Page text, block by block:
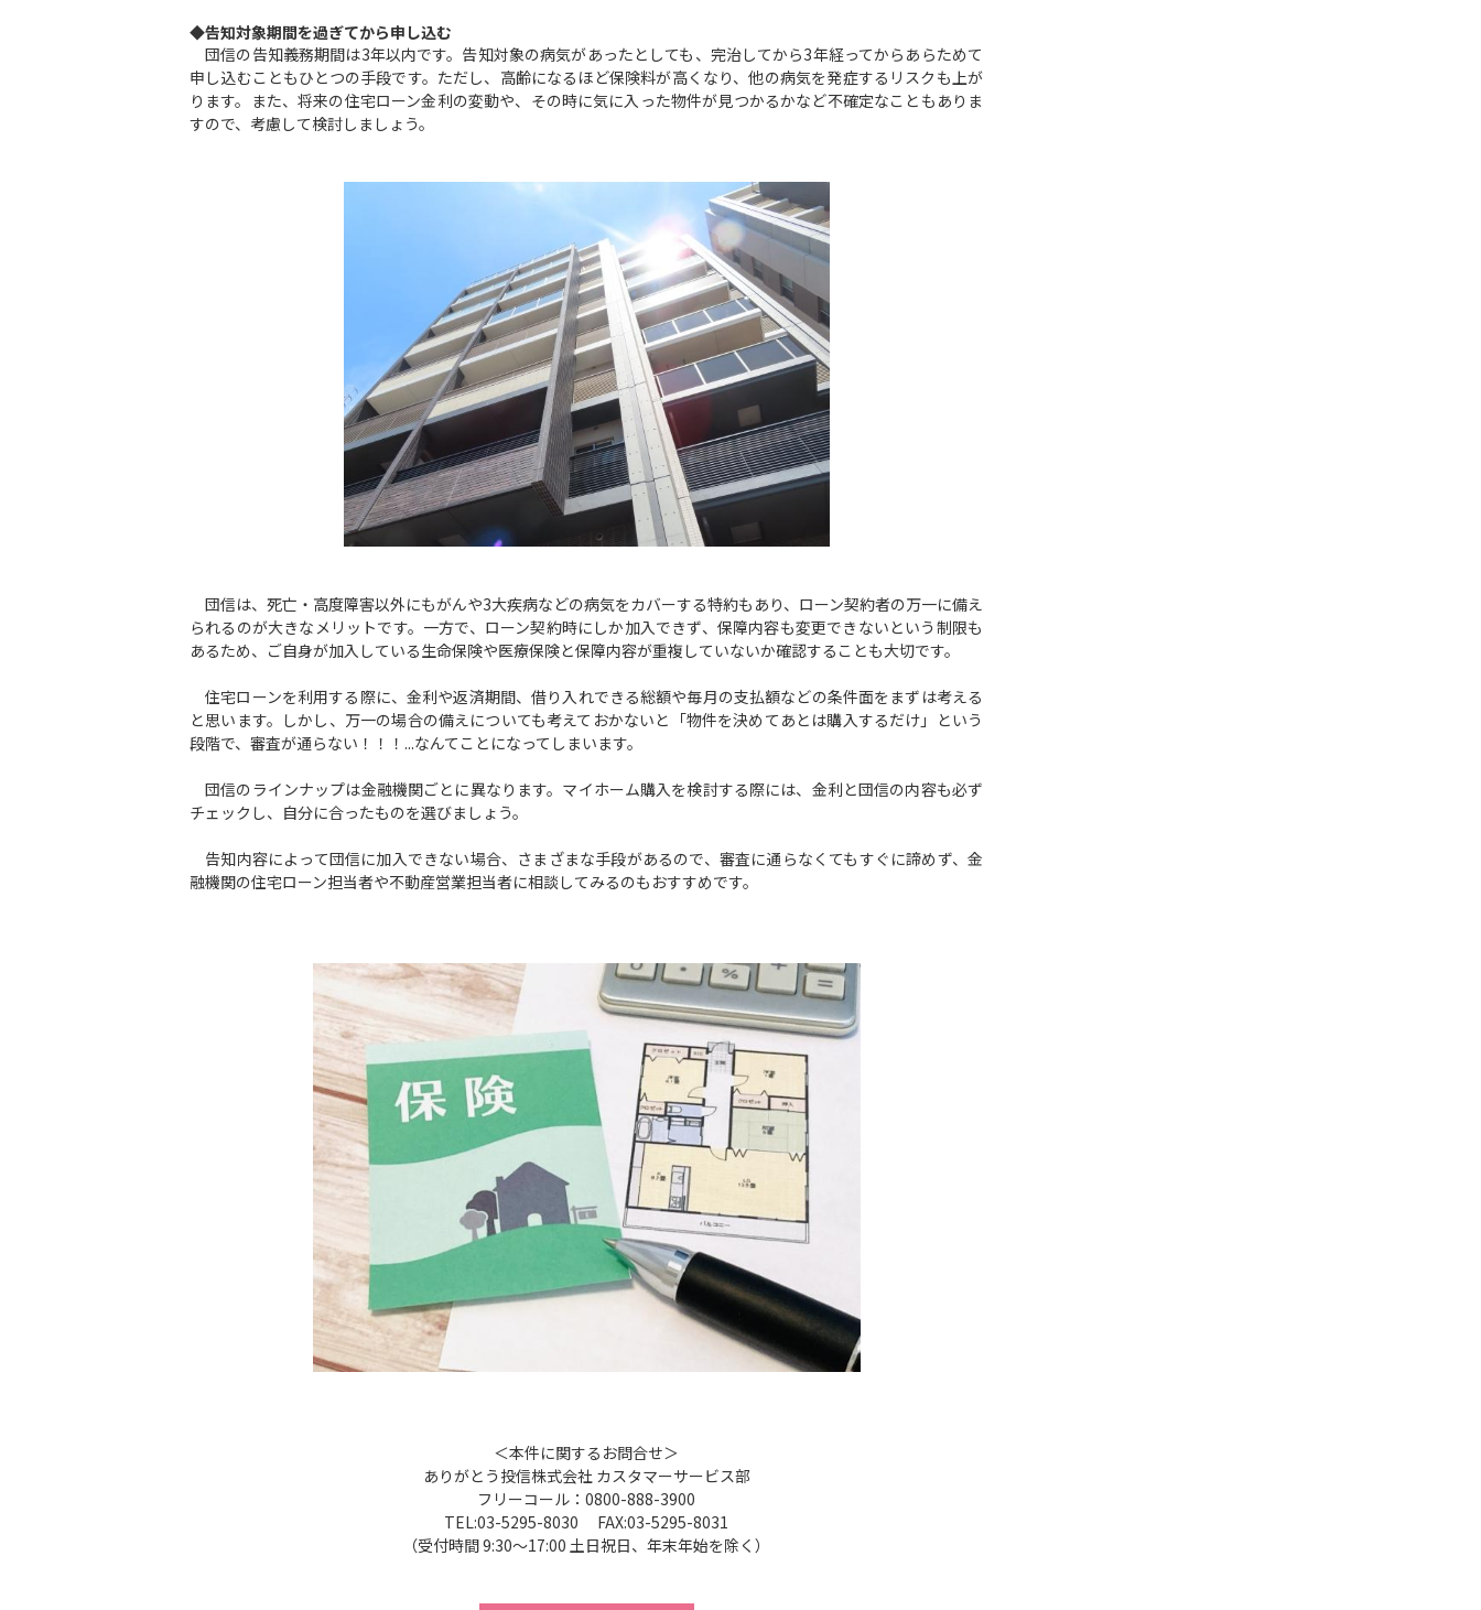
◆告知対象期間を過ぎてから申し込む
団信の告知義務期間は3年以内です。告知対象の病気があったとしても、完治してから3年経ってからあらためて
申し込むこともひとつの手段です。ただし、高齢になるほど保険料が高くなり、他の病気を発症するリスクも上が
ります。また、将来の住宅ローン金利の変動や、その時に気に入った物件が見つかるかなど不確定なこともありま
すので、考慮して検討しましょう。
団信は、死亡・高度障害以外にもがんや3大疾病などの病気をカバーする特約もあり、ローン契約者の万一に備え
られるのが大きなメリットです。一方で、ローン契約時にしか加入できず、保障内容も変更できないという制限も
あるため、ご自身が加入している生命保険や医療保険と保障内容が重複していないか確認することも大切です。
住宅ローンを利用する際に、金利や返済期間、借り入れできる総額や毎月の支払額などの条件面をまずは考える
と思います。しかし、万一の場合の備えについても考えておかないと「物件を決めてあとは購入するだけ」という
段階で、審査が通らない！！！...なんてことになってしまいます。
団信のラインナップは金融機関ごとに異なります。マイホーム購入を検討する際には、金利と団信の内容も必ず
チェックし、自分に合ったものを選びましょう。
告知内容によって団信に加入できない場合、さまざまな手段があるので、審査に通らなくてもすぐに諦めず、金
融機関の住宅ローン担当者や不動産営業担当者に相談してみるのもおすすめです。
＜本件に関するお問合せ＞
ありがとう投信株式会社 カスタマーサービス部
フリーコール：0800-888-3900
TEL:03-5295-8030 FAX:03-5295-8031
（受付時間 9:30～17:00 土日祝日、年末年始を除く）